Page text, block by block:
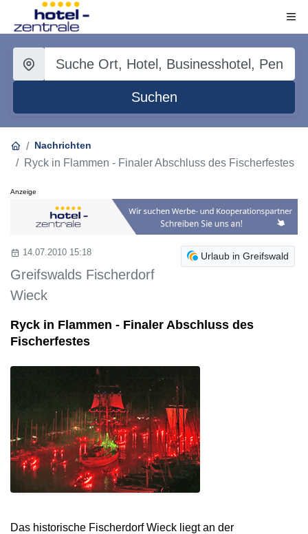
Suchen
Nachrichten
Ryck in Flammen - Finaler Abschluss des Fischerfestes
Anzeige
Urlaub in Greifswald
14.07.2010 15:18
Greifswalds Fischerdorf
Wieck
Ryck in Flammen - Finaler Abschluss des
Fischerfestes
Das historische Fischerdorf Wieck liegt an der